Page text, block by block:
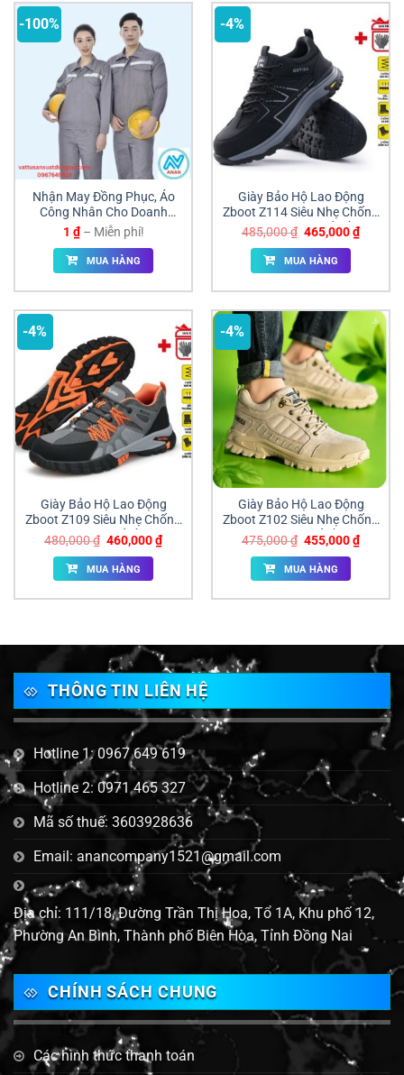
-100%
Nhận May Đồng Phục, Áo
Công Nhân Cho Doanh
Nghiệp, Xí Nghiệp
1 ₫ – Miễn phí!Khoảng
từ
đến
Miễn
MUA HÀNG
-4%
Giày Bảo Hộ Lao Động
Zboot Z114 Siêu Nhẹ Chống
Đâm Xuyên Giá Tốt Đồng
Nai
485,000₫ Giá
là:
485,000 ₫.
465,000₫Giá
hiện
MUA HÀNG
-4%
Giày Bảo Hộ Lao Động
Zboot Z109 Siêu Nhẹ Chống
Đâm Xuyên Giá Sỉ Đồng Nai
480,000₫ Giá
là:
480,000 ₫.
460,000₫Giá
hiện
MUA HÀNG
-4%
Giày Bảo Hộ Lao Động
Zboot Z102 Siêu Nhẹ Chống
Đâm Xuyên Giá Sỉ Đồng Nai
475,000₫ Giá
là:
475,000 ₫.
455,000₫Giá
hiện
MUA HÀNG
THÔNG TIN LIÊN HỆ
Hotline 1: 0967 649 619
Hotline 2: 0971 465 327
Mã số thuế: 3603928636
Email: anancompany1521@gmail.com
Địa chỉ: 111/18, Đường Trần Thị Hoa, Tổ 1A, Khu phố 12,
Phường An Bình, Thành phố Biên Hòa, Tỉnh Đồng Nai
CHÍNH SÁCH CHUNG
Các hình thức thanh toán